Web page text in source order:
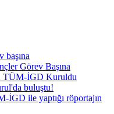
başına
Görev Başına
TÜM-İGD Kuruldu
buluştu!
İGD ile yaptığı röportajın